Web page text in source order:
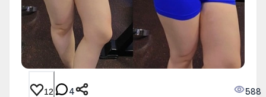
12 4 588